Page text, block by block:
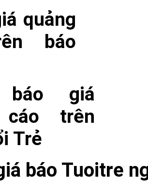
báo Tuoitre